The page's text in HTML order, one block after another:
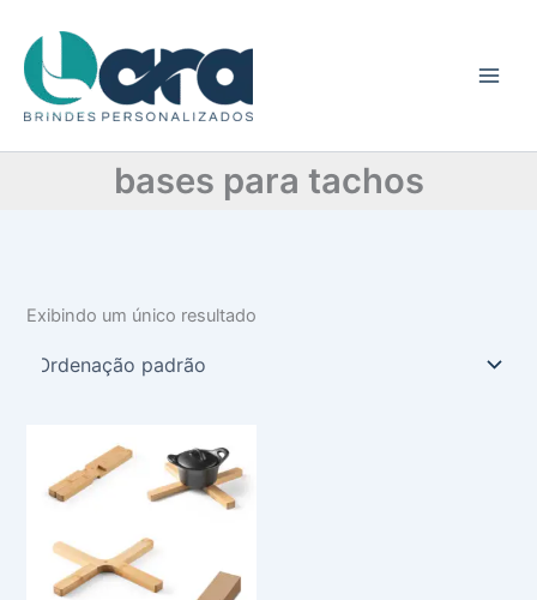
para
conteúdo
bases para tachos
t
e
r
Exibindo um único resultado